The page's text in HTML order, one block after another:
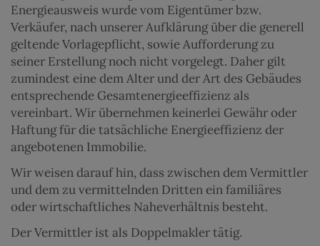
Energieausweis wurde vom Eigentümer bzw.
Verkäufer, nach unserer Aufklärung über die generell
geltende Vorlagepflicht, sowie Aufforderung zu
seiner Erstellung noch nicht vorgelegt. Daher gilt
zumindest eine dem Alter und der Art des Gebäudes
entsprechende Gesamtenergieeffizienz als
vereinbart. Wir übernehmen keinerlei Gewähr oder
Haftung für die tatsächliche Energieeffizienz der
angebotenen Immobilie.
Wir weisen darauf hin, dass zwischen dem Vermittler
und dem zu vermittelnden Dritten ein familiäres
oder wirtschaftliches Naheverhältnis besteht.
Der Vermittler ist als Doppelmakler tätig.